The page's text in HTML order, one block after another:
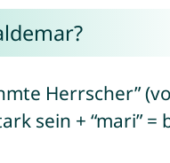
Herrscher”
sein + “mari”